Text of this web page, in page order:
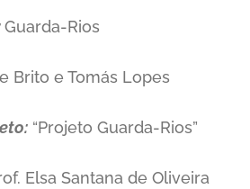
Guarda-Rios
Brito e Tomás Lopes
“Projeto Guarda-Rios”
Elsa Santana de Oliveira